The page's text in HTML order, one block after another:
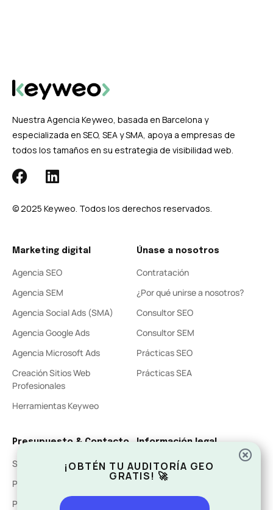
Nuestra Agencia Keyweo, basada en Barcelona y
especializada en SEO, SEA y SMA, apoya a empresas de
todos los tamaños en su estrategia de visibilidad web.
© 2025 Keyweo. Todos los derechos reservados.
Marketing digital
Agencia SEO
Agencia SEM
Agencia Social Ads (SMA)
Agencia Google Ads
Agencia Microsoft Ads
Creación Sitios Web
Profesionales
Herramientas Keyweo
Únase a nosotros
Contratación
¿Por qué unirse a nosotros?
Consultor SEO
Consultor SEM
Prácticas SEO
Prácticas SEA
Presupuesto & Contacto
Solicite su auditoría
Presupuesto SEO
Presupuesto Creación Web
Información legal
Contacto
Notas legales
Política de Privacidad
¡OBTÉN TU AUDITORÍA GEO
GRATIS! 🚀